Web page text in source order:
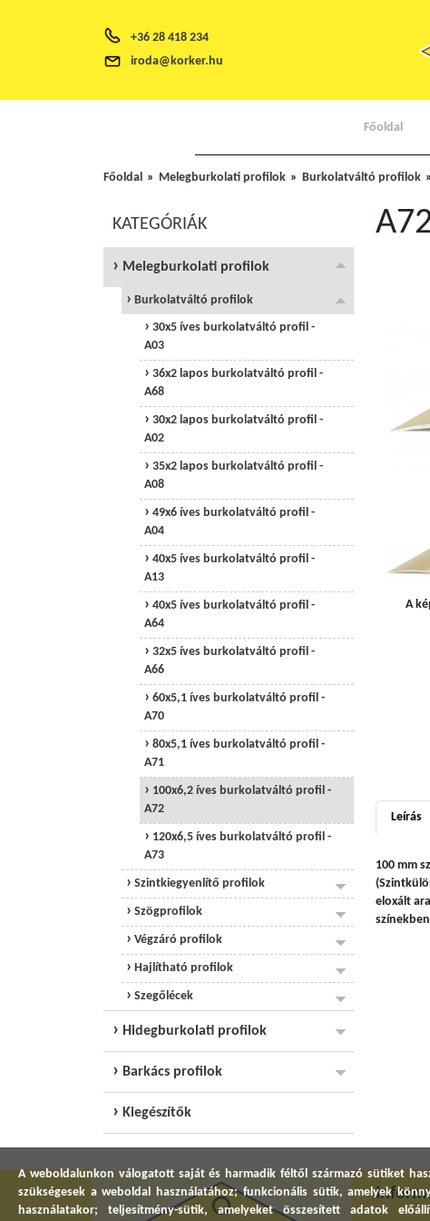
+36 28 418 234
iroda@korker.hu
Főoldal
Főoldal Melegburkolati profilok Burkolatváltó profilok
KATEGÓRIÁK
Melegburkolati profilok
Burkolatváltó profilok
30x5 íves burkolatváltó profil -
A03
36x2 lapos burkolatváltó profil -
A68
30x2 lapos burkolatváltó profil -
A02
35x2 lapos burkolatváltó profil -
A08
49x6 íves burkolatváltó profil -
A04
40x5 íves burkolatváltó profil -
A13
40x5 íves burkolatváltó profil -
A64
32x5 íves burkolatváltó profil -
A66
60x5,1 íves burkolatváltó profil -
A70
80x5,1 íves burkolatváltó profil -
A71
100x6,2 íves burkolatváltó profil -
A72
120x6,5 íves burkolatváltó profil -
A73
Szintkiegyenlítő profilok
Szögprofilok
Végzáró profilok
Hajlítható profilok
Szegőlécek
Hidegburkolati profilok
Barkács profilok
Kiegészítők
A
Leírás
100 mm
eloxált
A weboldalunkon válogatott saját és harmadik féltől származó sütiket
szükségesek a weboldal használatához; funkcionális sütik, amelyek
használatakor; teljesítmény-sütik, amelyeket összesített adatok